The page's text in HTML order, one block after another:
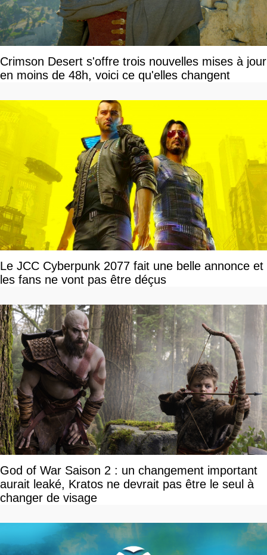
Crimson Desert s'offre trois nouvelles mises à jour
en moins de 48h, voici ce qu'elles changent
Le JCC Cyberpunk 2077 fait une belle annonce et
les fans ne vont pas être déçus
God of War Saison 2 : un changement important
aurait leaké, Kratos ne devrait pas être le seul à
changer de visage